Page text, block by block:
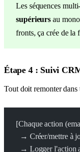
Les séquences
supérieurs au
fronts, ça crée de la
Étape 4 : Suivi
Tout doit remonter
[Chaque action
→ Créer/mettre à
→ Logger l'action